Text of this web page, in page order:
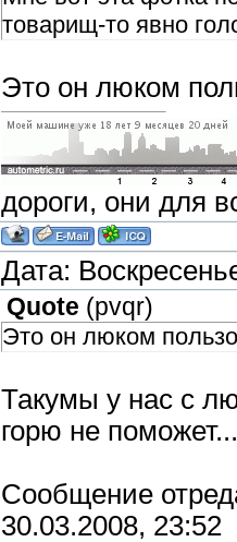
товарищ-то явно
Это он люком
дороги, они для
Дата:
Quote (pvqr)
Это он люком
Такумы у нас с
горю не поможет...
Сообщение
30.03.2008, 23:52